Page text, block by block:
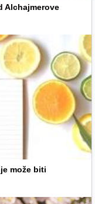
Alchajmerove
može biti